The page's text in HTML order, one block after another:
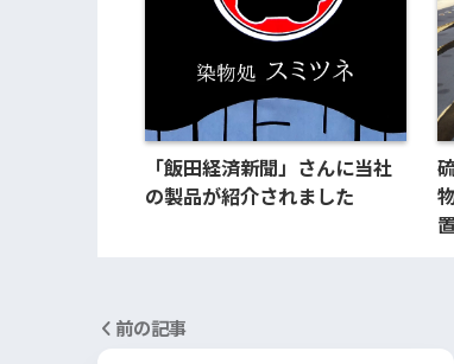
「飯田経済新聞」さんに当社
の製品が紹介されました
前の記事